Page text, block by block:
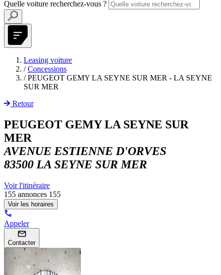
Quelle voiture recherchez-vous ?
Leasing voiture
/ Concessions
/ PEUGEOT GEMY LA SEYNE SUR MER - LA SEYNE
SUR MER
Retour
PEUGEOT GEMY LA SEYNE SUR
MER
AVENUE ESTIENNE D'ORVES
83500 LA SEYNE SUR MER
Voir l'itinéraire
155 annonces 155
Voir les horaires
Appeler
Contacter